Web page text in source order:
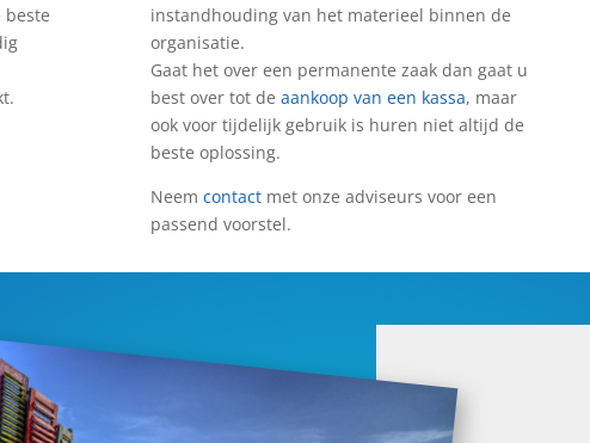
beste
instandhouding van het materieel binnen de
organisatie.
Gaat het over een permanente zaak dan gaat u
best over tot de aankoop van een kassa, maar
ook voor tijdelijk gebruik is huren niet altijd de
beste oplossing.
Neem contactmet onze adviseurs voor een
passend voorstel.